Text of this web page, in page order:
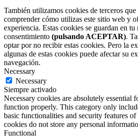
También utilizamos cookies de terceros
comprender cómo utilizas este sitio web y
experiencia. Estas cookies se guardan en
consentimiento (pulsando ACEPTAR).
optar por no recibir estas cookies. Pero la
algunas de estas cookies puede afectar su
navegación.
Necessary
Necessary
Siempre activado
Necessary cookies are absolutely essential
function properly. This category only
basic functionalities and security features
cookies do not store any personal
Functional